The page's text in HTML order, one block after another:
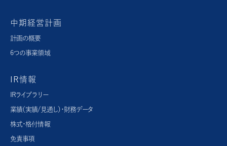
中期経営計画
計画の概要
6つの事業領域
IR情報
IRライブラリー
業績（実績/見通し）・財務データ
株式・格付情報
免責事項